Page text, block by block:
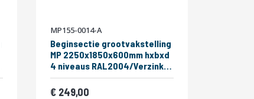
MP155-0014-A
Beginsectie grootvakstelling
MP 2250x1850x600mm hxbxd
4 niveaus RAL2004/Verzinkt
400kg
Vanaf
249,00